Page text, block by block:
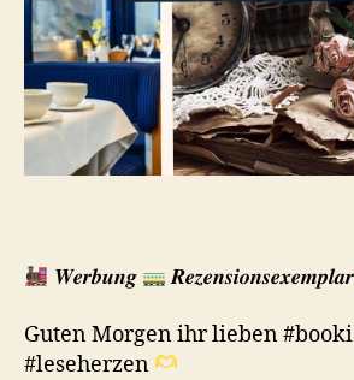
𝑾𝒆𝒓𝒃𝒖𝒏𝒈 𝑹𝒆𝒛𝒆𝒏𝒔𝒊𝒐𝒏𝒔𝒆𝒙𝒆𝒎𝒑𝒍𝒂𝒓
Guten Morgen ihr lieben
#leseherzen